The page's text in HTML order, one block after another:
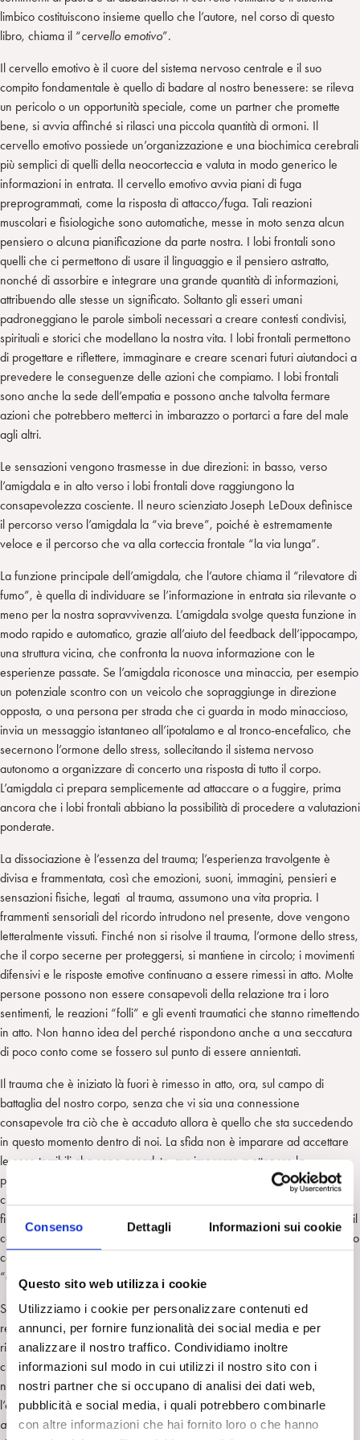
Consenso Dettagli Informazioni sui cookie
Questo sito web utilizza i cookie
Utilizziamo i cookie per personalizzare contenuti ed
annunci, per fornire funzionalità dei social media e per
analizzare il nostro traffico. Condividiamo inoltre
informazioni sul modo in cui utilizzi il nostro sito con i
nostri partner che si occupano di analisi dei dati web,
pubblicità e social media, i quali potrebbero combinarle
con altre informazioni che hai fornito loro o che hanno
limbico costituiscono insieme quello che l’autore, nel corso di questo
libro, chiama il “cervello emotivo”.
Il cervello emotivo è il cuore del sistema nervoso centrale e il suo
compito fondamentale è quello di badare al nostro benessere: se rileva
un pericolo o un opportunità speciale, come un partner che promette
bene, si avvia affinché si rilasci una piccola quantità di ormoni. Il
cervello emotivo possiede un’organizzazione e una biochimica cerebrali
più semplici di quelli della neocorteccia e valuta in modo generico le
informazioni in entrata. Il cervello emotivo avvia piani di fuga
preprogrammati, come la risposta di attacco/fuga. Tali reazioni
muscolari e fisiologiche sono automatiche, messe in moto senza alcun
pensiero o alcuna pianificazione da parte nostra. I lobi frontali sono
quelli che ci permettono di usare il linguaggio e il pensiero astratto,
nonché di assorbire e integrare una grande quantità di informazioni,
attribuendo alle stesse un significato. Soltanto gli esseri umani
padroneggiano le parole simboli necessari a creare contesti condivisi,
spirituali e storici che modellano la nostra vita. I lobi frontali permettono
di progettare e riflettere, immaginare e creare scenari futuri aiutandoci a
prevedere le conseguenze delle azioni che compiamo. I lobi frontali
sono anche la sede dell’empatia e possono anche talvolta fermare
azioni che potrebbero metterci in imbarazzo o portarci a fare del male
agli altri.
Le sensazioni vengono trasmesse in due direzioni: in basso, verso
l’amigdala e in alto verso i lobi frontali dove raggiungono la
consapevolezza cosciente. Il neuro scienziato Joseph LeDoux definisce
il percorso verso l’amigdala la “via breve”, poiché è estremamente
veloce e il percorso che va alla corteccia frontale “la via lunga”.
La funzione principale dell’amigdala, che l’autore chiama il “rilevatore di
fumo”, è quella di individuare se l’informazione in entrata sia rilevante o
meno per la nostra sopravvivenza. L’amigdala svolge questa funzione in
modo rapido e automatico, grazie all’aiuto del feedback dell’ippocampo,
una struttura vicina, che confronta la nuova informazione con le
esperienze passate. Se l’amigdala riconosce una minaccia, per esempio
un potenziale scontro con un veicolo che sopraggiunge in direzione
opposta, o una persona per strada che ci guarda in modo minaccioso,
invia un messaggio istantaneo all’ipotalamo e al tronco-encefalico, che
secernono l’ormone dello stress, sollecitando il sistema nervoso
autonomo a organizzare di concerto una risposta di tutto il corpo.
L’amigdala ci prepara semplicemente ad attaccare o a fuggire, prima
ancora che i lobi frontali abbiano la possibilità di procedere a valutazioni
ponderate.
La dissociazione è l’essenza del trauma; l’esperienza travolgente è
divisa e frammentata, così che emozioni, suoni, immagini, pensieri e
sensazioni fisiche, legati al trauma, assumono una vita propria. I
frammenti sensoriali del ricordo intrudono nel presente, dove vengono
letteralmente vissuti. Finché non si risolve il trauma, l’ormone dello stress,
che il corpo secerne per proteggersi, si mantiene in circolo; i movimenti
difensivi e le risposte emotive continuano a essere rimessi in atto. Molte
persone possono non essere consapevoli della relazione tra i loro
sentimenti, le reazioni “folli” e gli eventi traumatici che stanno rimettendo
in atto. Non hanno idea del perché rispondono anche a una seccatura
di poco conto come se fossero sul punto di essere annientati.
Il trauma che è iniziato là fuori è rimesso in atto, ora, sul campo di
battaglia del nostro corpo, senza che vi sia una connessione
consapevole tra ciò che è accaduto allora è quello che sta succedendo
in questo momento dentro di noi. La sfida non è imparare ad accettare
le cose terribili che sono accadute, ma imparare a ottenere la
padronanza sulle proprie sensazioni interne e sulle emozioni. Sapere
che qualunque cosa stia accadendo è circoscritto e che, presto o tardi,
finirà, rende la maggior parte dell’esperienza tollerabile. È vero anche il
contrario: le situazioni, cioè, diventeranno intollerabili se si percepiscono
come interminabili. Il trauma, dunque, è l’esperienza estrema del
“durerà per sempre”.
Secondo la teoria elaborata da Porges il sistema nervoso autonomo
regola tre stati fisiologici fondamentali. Se ci si sente minacciati, si fa
ricorso istintivamente al primo livello, ilcoinvolgimento sociale:
chiediamo aiuto, supporto e conforto alle persone intorno a noi. Se
nessuno ci presta soccorso, o ci troviamo immediatamente in pericolo,
l’organismo ritorna a una modalità più primitiva di sopravvivenza:
attacco/fuga. Attacchiamo chi ci attacca o scappiamo verso un posto